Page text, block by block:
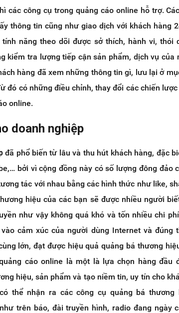
các công cụ trong quảng cáo online hỗ trợ.
thông tin cũng như giao dịch với khách hàng
năng theo dõi được sở thích, hành vi, thói
kiểm tra lượng tiếp cận sản phẩm, dịch vụ của
hàng đã xem những thông tin gì, lưu lại ở
đó có những điều chỉnh, thay đổi các chiến lược
online.
doanh nghiệp
đã phổ biến từ lâu và thu hút khách hàng, đặc
bởi vì cộng đồng này có số lượng đông đảo
tác với nhau bằng các hình thức như like,
hiệu của các bạn sẽ được nhiều người
như vậy không quá khó và tốn nhiều chi
cảm xúc của người dùng Internet và đúng
lớn, đạt được hiệu quả quảng bá thương
cáo online là một là lựa chọn hàng đầu
hiệu, sản phẩm và tạo niềm tin, uy tín cho
thể nhận ra các công cụ quảng bá thương
trên báo, đài truyền hình, radio đang ngày